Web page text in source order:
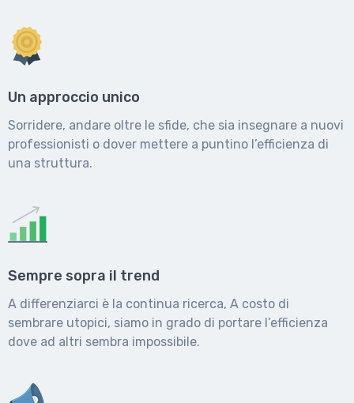
Un approccio unico
Sorridere, andare oltre le sfide, che sia insegnare a nuovi
professionisti o dover mettere a puntino l’efficienza di
una struttura.
Sempre sopra il trend
A differenziarci è la continua ricerca, A costo di
sembrare utopici, siamo in grado di portare l’efficienza
dove ad altri sembra impossibile.